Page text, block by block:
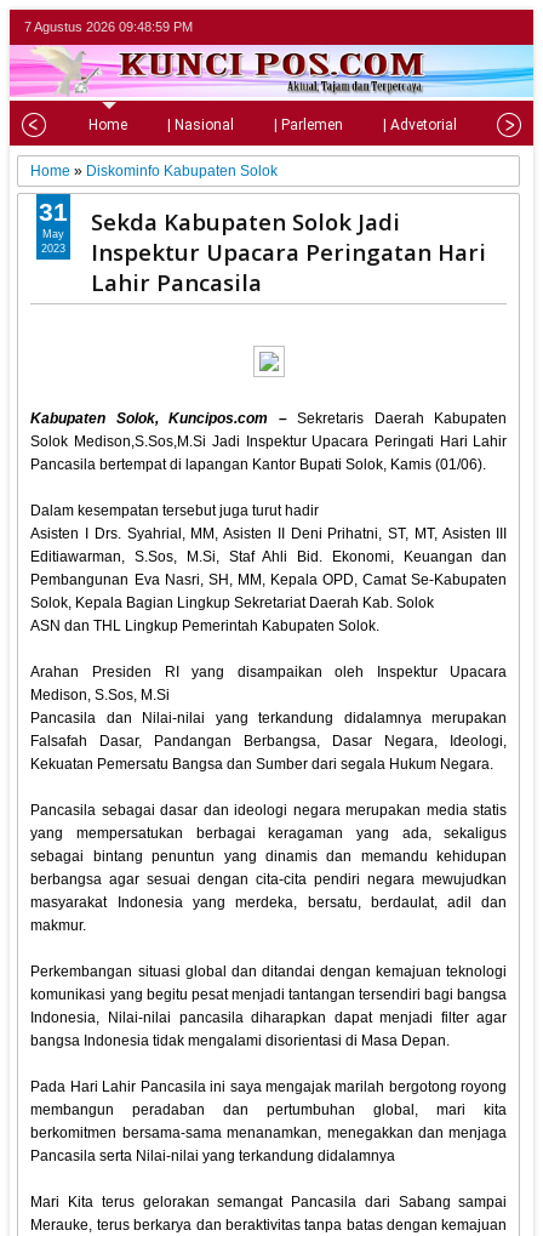
7 Agustus 2026 09:49:00 PM
Home | Nasional | Parlemen | Advetorial |
Home » Diskominfo Kabupaten Solok
Sekda Kabupaten Solok Jadi
Inspektur Upacara Peringatan Hari
Lahir Pancasila
Kabupaten Solok, Kuncipos.com –Sekretaris Daerah Kabupaten
Solok Medison,S.Sos,M.Si Jadi Inspektur Upacara Peringati Hari Lahir
Pancasila bertempat di lapangan Kantor Bupati Solok, Kamis (01/06).
Dalam kesempatan tersebut juga turut hadir
Asisten I Drs. Syahrial, MM, Asisten II Deni Prihatni, ST, MT, Asisten III
Editiawarman, S.Sos, M.Si, Staf Ahli Bid. Ekonomi, Keuangan dan
Pembangunan Eva Nasri, SH, MM, Kepala OPD, Camat Se-Kabupaten
Solok, Kepala Bagian Lingkup Sekretariat Daerah Kab. Solok
ASN dan THL Lingkup Pemerintah Kabupaten Solok.
Arahan Presiden RI yang disampaikan oleh Inspektur Upacara
Medison, S.Sos, M.Si
Pancasila dan Nilai-nilai yang terkandung didalamnya merupakan
Falsafah Dasar, Pandangan Berbangsa, Dasar Negara, Ideologi,
Kekuatan Pemersatu Bangsa dan Sumber dari segala Hukum Negara.
Pancasila sebagai dasar dan ideologi negara merupakan media statis
yang mempersatukan berbagai keragaman yang ada, sekaligus
sebagai bintang penuntun yang dinamis dan memandu kehidupan
berbangsa agar sesuai dengan cita-cita pendiri negara mewujudkan
masyarakat Indonesia yang merdeka, bersatu, berdaulat, adil dan
makmur.
Perkembangan situasi global dan ditandai dengan kemajuan teknologi
komunikasi yang begitu pesat menjadi tantangan tersendiri bagi bangsa
Indonesia, Nilai-nilai pancasila diharapkan dapat menjadi filter agar
bangsa Indonesia tidak mengalami disorientasi di Masa Depan.
Pada Hari Lahir Pancasila ini saya mengajak marilah bergotong royong
membangun peradaban dan pertumbuhan global, mari kita
berkomitmen bersama-sama menanamkan, menegakkan dan menjaga
Pancasila serta Nilai-nilai yang terkandung didalamnya
Mari Kita terus gelorakan semangat Pancasila dari Sabang sampai
Merauke, terus berkarya dan beraktivitas tanpa batas dengan kemajuan
31
May
2023